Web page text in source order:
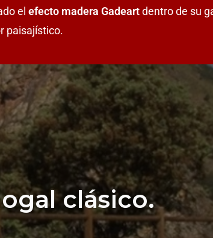
el efecto madera Gadeartdentro de su
paisajístico.
clásico.